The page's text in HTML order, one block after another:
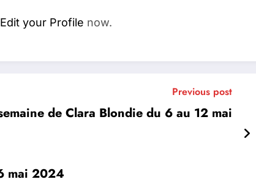
Edit your Profile now.
Previous post
de Clara Blondie du 6 au 12 mai
mai 2024